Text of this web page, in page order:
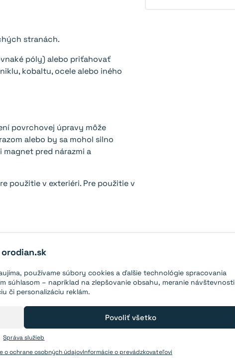
orodian.sk
používame súbory cookies a ďalšie technológie spracovania
súhlasom – napríklad na zlepšovanie obsahu, meranie návštevnosti
či personalizáciu reklám.
Správa služieb
Povoliť všetko
o ochrane osobných údajovInformácie o prevádzkovateľovi
stranách.
póly) alebo priťahovať
kobaltu, ocele alebo iného
povrchovej úpravy môže
alebo by sa mohol silno
magnet pred nárazmi a
použitie v exteriéri. Pre použitie v
s vysokou teplotnou
magnetické pole akéhokoľvek